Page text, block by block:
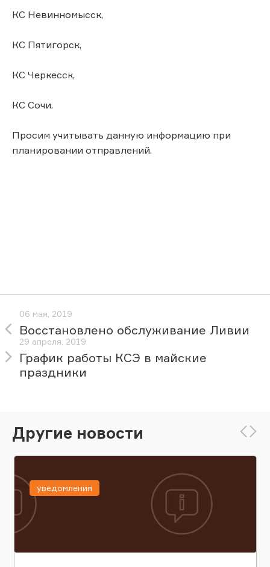
КС Невинномысск,
КС Пятигорск,
КС Черкесск,
КС Сочи.
Просим учитывать данную информацию при
планировании отправлений.
06 мая, 2019
Восстановлено обслуживание Ливии
29 апреля, 2019
График работы КСЭ в майские
праздники
Другие новости
уведомления